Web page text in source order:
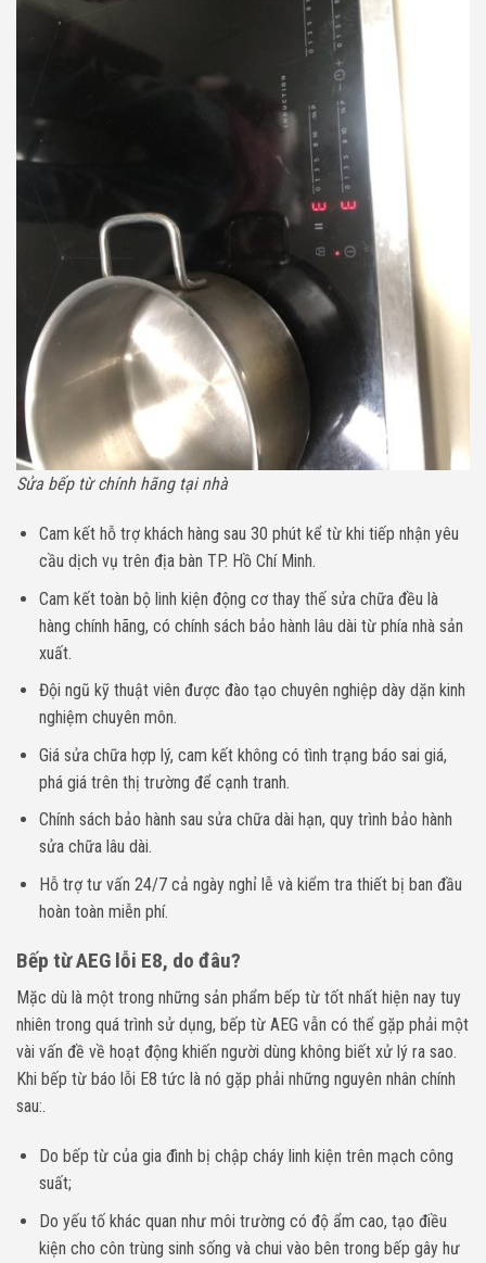
Sửa bếp từ chính hãng tại nhà
Cam kết hỗ trợ khách hàng sau 30 phút kể từ khi tiếp nhận yêu
cầu dịch vụ trên địa bàn TP. Hồ Chí Minh.
Cam kết toàn bộ linh kiện động cơ thay thế sửa chữa đều là
hàng chính hãng, có chính sách bảo hành lâu dài từ phía nhà sản
xuất.
Đội ngũ kỹ thuật viên được đào tạo chuyên nghiệp dày dặn kinh
nghiệm chuyên môn.
Giá sửa chữa hợp lý, cam kết không có tình trạng báo sai giá,
phá giá trên thị trường để cạnh tranh.
Chính sách bảo hành sau sửa chữa dài hạn, quy trình bảo hành
sửa chữa lâu dài.
Hỗ trợ tư vấn 24/7 cả ngày nghỉ lễ và kiểm tra thiết bị ban đầu
hoàn toàn miễn phí.
Bếp từ AEG lỗi E8, do đâu?
Mặc dù là một trong những sản phẩm bếp từ tốt nhất hiện nay tuy
nhiên trong quá trình sử dụng, bếp từ AEG vẫn có thể gặp phải một
vài vấn đề về hoạt động khiến người dùng không biết xử lý ra sao.
Khi bếp từ báo lỗi E8 tức là nó gặp phải những nguyên nhân chính
sau:.
Do bếp từ của gia đình bị chập cháy linh kiện trên mạch công
suất;
Do yếu tố khác quan như môi trường có độ ẩm cao, tạo điều
kiện cho côn trùng sinh sống và chui vào bên trong bếp gây hư